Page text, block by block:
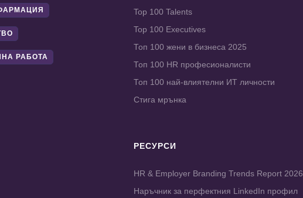
РАБОТА
Top 100 Talents
Top 100 Executives
Топ 100 жени в бизнеса 2025
Топ 100 HR професионалисти
Топ 100 най-влиятелни ИТ личности
Стига мрънка
РЕСУРСИ
HR & Employer Branding Trends Report 2026
Наръчник за перфектния LinkedIn профил